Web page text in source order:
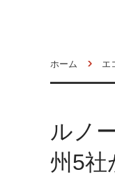
ホーム エ
ルノ
州5社